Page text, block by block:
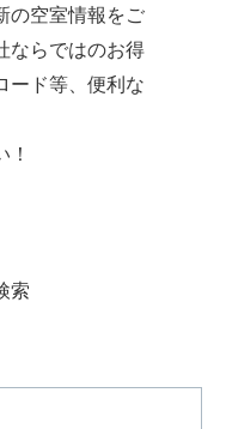
の空室情報をご
ならではのお得
ード等、便利な
索